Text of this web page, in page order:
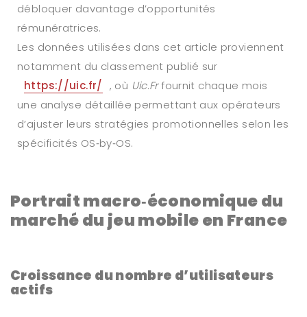
débloquer davantage d’opportunités
rémunératrices.
Les données utilisées dans cet article proviennent
notamment du classement publié sur
https://uic.fr/ , où Uic.Frfournit chaque mois
une analyse détaillée permettant aux opérateurs
d’ajuster leurs stratégies promotionnelles selon les
spécificités OS‑by‑OS.
Portrait macro‑économique du
marché du jeu mobile en France
Croissance du nombre d’utilisateurs
actifs